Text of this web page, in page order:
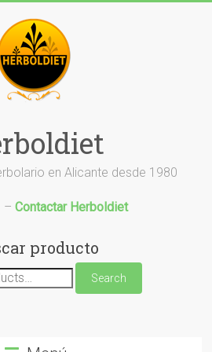
en Alicante desde 1980
– Contactar Herboldiet
producto
Search